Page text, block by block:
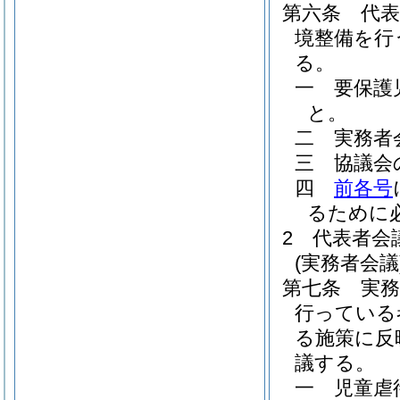
第六条
代
境整備を
る。
一
要保護
と。
二
実務者
三
協議会
四
前各号
るために
2
代表者会
(実務者会
第七条
実
行ってい
る施策に
議する。
一
児童